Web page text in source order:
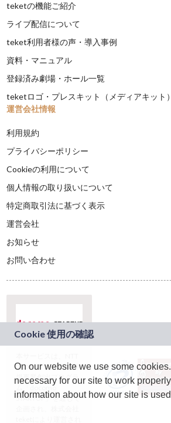
teketの機能ご紹介
ライブ配信について
teket利用者様の声・導入事例
資料・マニュアル
登録済み劇場・ホール一覧
teketロゴ・プレスキット（メディアキット）
運営会社情報
利用規約
プライバシーポリシー
Cookieの利用について
個人情報の取り扱いについて
特定商取引法に基づく表示
運営会社
お知らせ
お問い合わせ
ドコモグループの新
規事業創出プログラ
ム「docomo
STARTUP」を通じて
On our website we use some
necessary for our site to work
information about how our site is